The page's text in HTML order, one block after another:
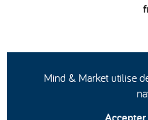
©
Conditions générales
Mind & Market utilise